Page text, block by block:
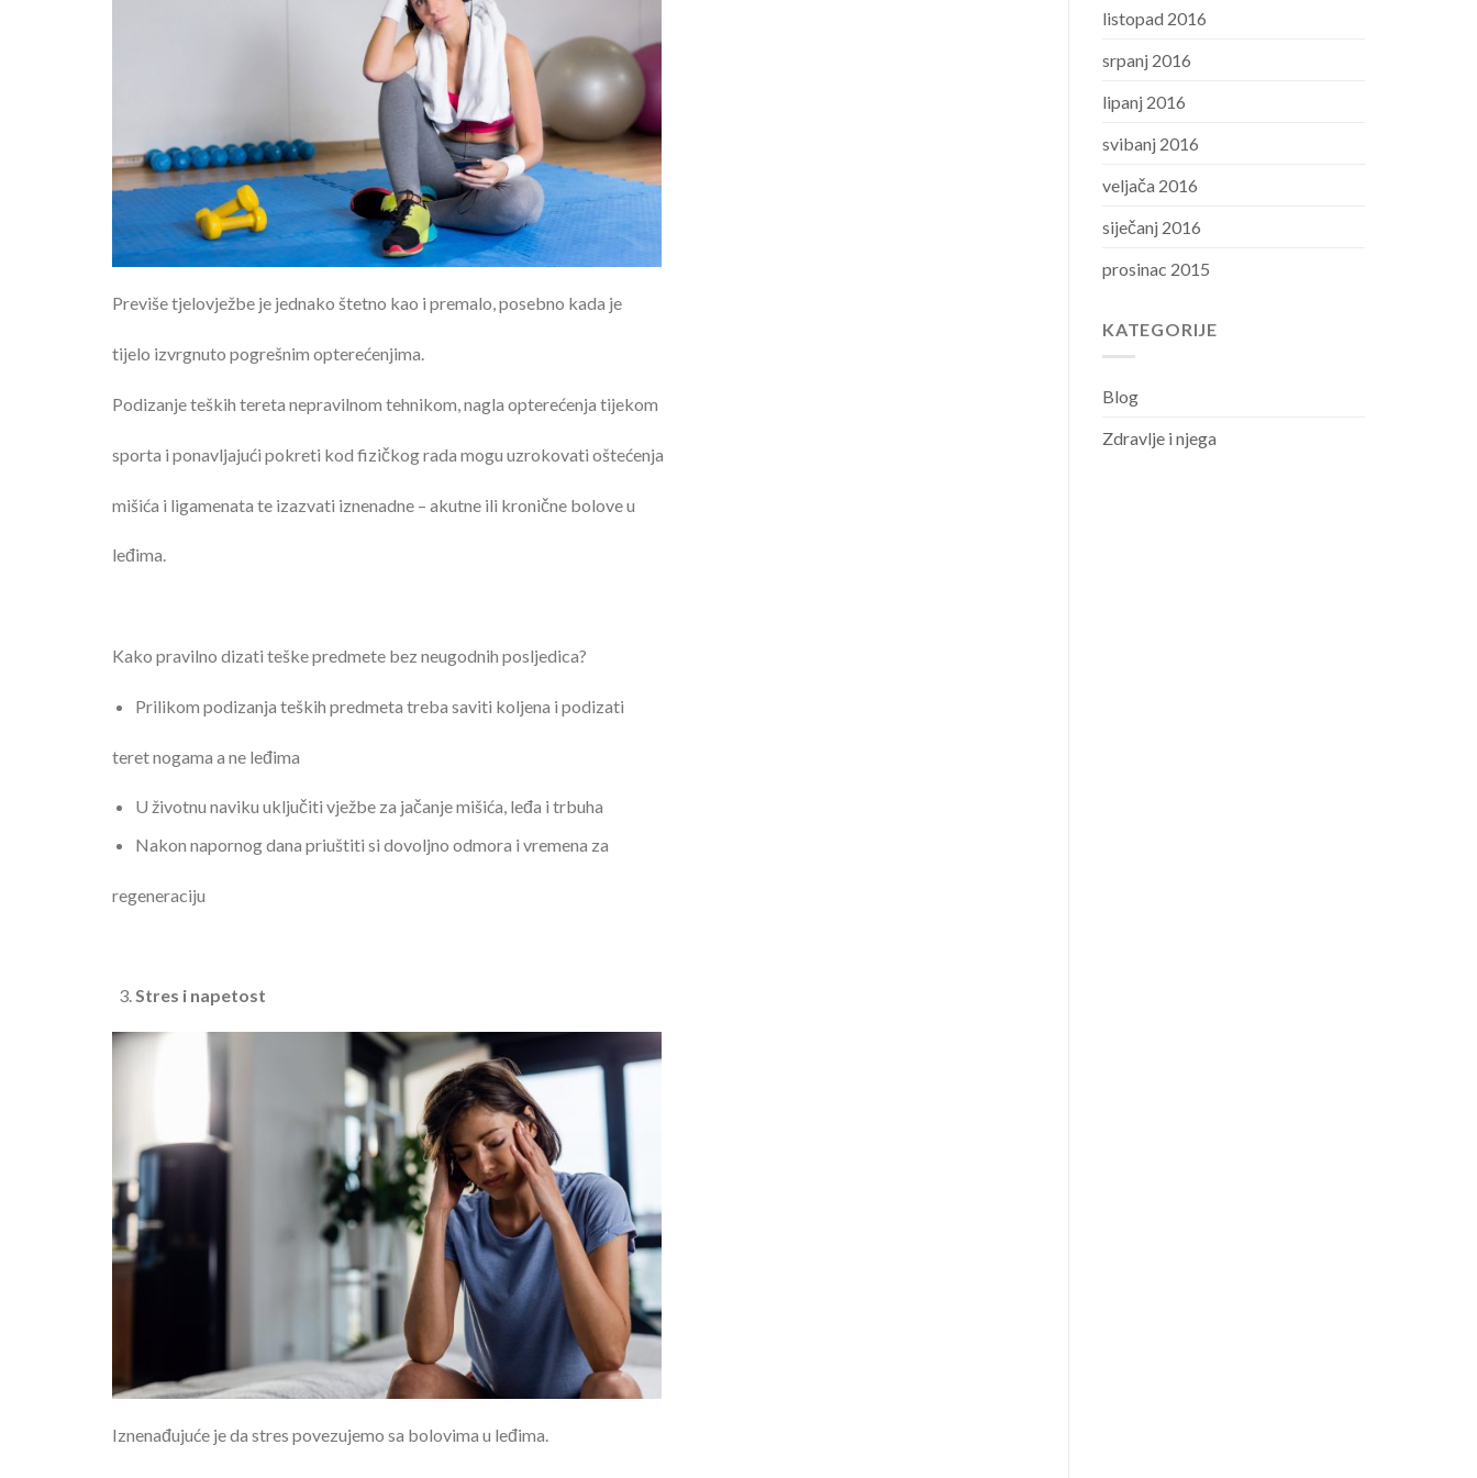
Previše tjelovježbe je jednako štetno kao i premalo, posebno kada je
tijelo izvrgnuto pogrešnim opterećenjima.
Podizanje teških tereta nepravilnom tehnikom, nagla opterećenja tijekom
sporta i ponavljajući pokreti kod fizičkog rada mogu uzrokovati oštećenja
mišića i ligamenata te izazvati iznenadne – akutne ili kronične bolove u
leđima.
Kako pravilno dizati teške predmete bez neugodnih posljedica?
Prilikom podizanja teških predmeta treba saviti koljena i podizati
teret nogama a ne leđima
U životnu naviku uključiti vježbe za jačanje mišića, leđa i trbuha
Nakon napornog dana priuštiti si dovoljno odmora i vremena za
regeneraciju
Stres i napetost
Iznenađujuće je da stres povezujemo sa bolovima u leđima.
listopad 2016
srpanj 2016
lipanj 2016
svibanj 2016
veljača 2016
siječanj 2016
prosinac 2015
KATEGORIJE
Blog
Zdravlje i njega